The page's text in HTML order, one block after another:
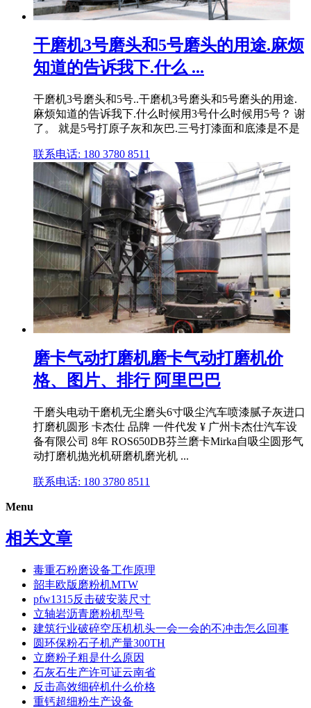
干磨机3号磨头和5号磨头的用途.麻烦
知道的告诉我下.什么 ...
干磨机3号磨头和5号..干磨机3号磨头和5号磨头的用途.
麻烦知道的告诉我下.什么时候用3号什么时候用5号？ 谢
了。 就是5号打原子灰和灰巴.三号打漆面和底漆是不是
联系电话: 180 3780 8511
磨卡气动打磨机磨卡气动打磨机价
格、图片、排行 阿里巴巴
干磨头电动干磨机无尘磨头6寸吸尘汽车喷漆腻子灰进口
打磨机圆形 卡杰仕 品牌 一件代发 ¥ 广州卡杰仕汽车设
备有限公司 8年 ROS650DB芬兰磨卡Mirka自吸尘圆形气
动打磨机抛光机研磨机磨光机 ...
联系电话: 180 3780 8511
Menu
相关文章
毒重石粉磨设备工作原理
韶丰欧版磨粉机MTW
pfw1315反击破安装尺寸
立轴岩沥青磨粉机型号
建筑行业破碎空压机机头一会一会的不冲击怎么回事
圆环保粉石子机产量300TH
立磨粉子粗是什么原因
石灰石生产许可证云南省
反击高效细碎机什么价格
重钙超细粉生产设备